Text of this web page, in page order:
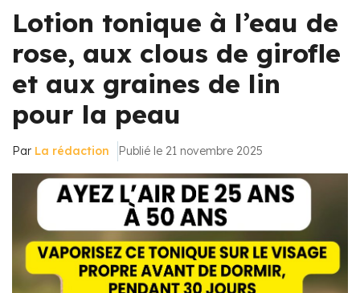
Lotion tonique à l’eau de
rose, aux clous de girofle
et aux graines de lin
pour la peau
Par La rédaction Publié le 21 novembre 2025